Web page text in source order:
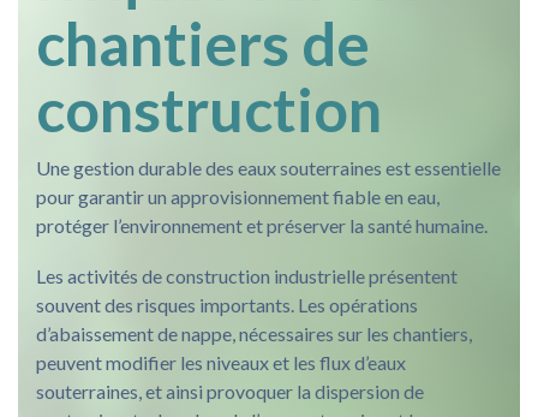
chantiers de
construction
Une gestion durable des eaux souterraines est essentielle
pour garantir un approvisionnement fiable en eau,
protéger l’environnement et préserver la santé humaine.
Les activités de construction industrielle présentent
souvent des risques importants. Les opérations
d’abaissement de nappe, nécessaires sur les chantiers,
peuvent modifier les niveaux et les flux d’eaux
souterraines, et ainsi provoquer la dispersion de